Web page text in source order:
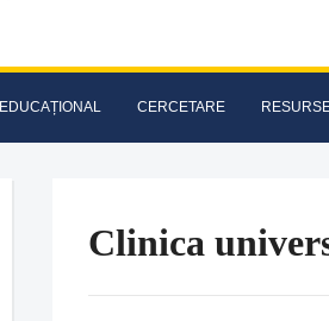
EDUCAȚIONAL CERCETARE
Clinica